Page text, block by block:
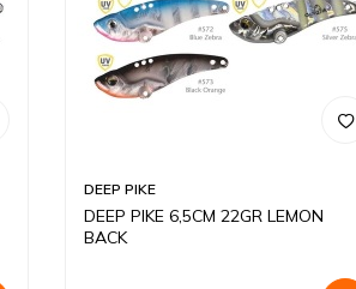
DEEP PIKE
DEEP PIKE 6,5CM 22GR LEMON
BACK